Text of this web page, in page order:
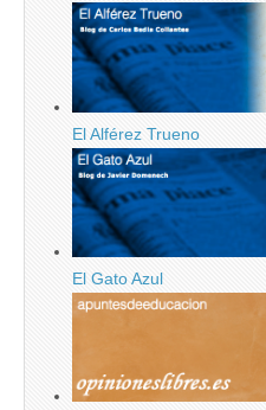
El Alférez Trueno
El Gato Azul